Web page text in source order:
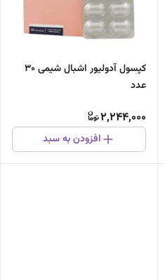
کپسول آدولیور اشبال شیمی 30
عدد
2,244,000
افزودن به سبد